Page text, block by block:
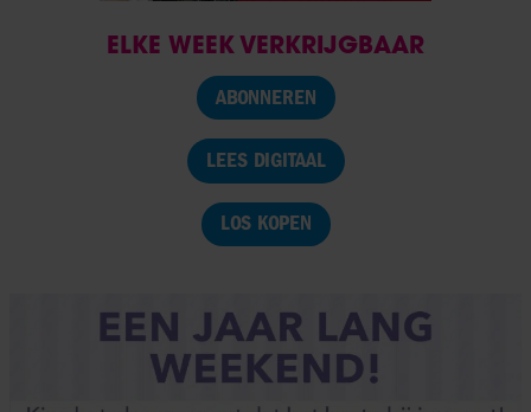
ELKE WEEK VERKRIJGBAAR
ABONNEREN
LEES DIGITAAL
LOS KOPEN